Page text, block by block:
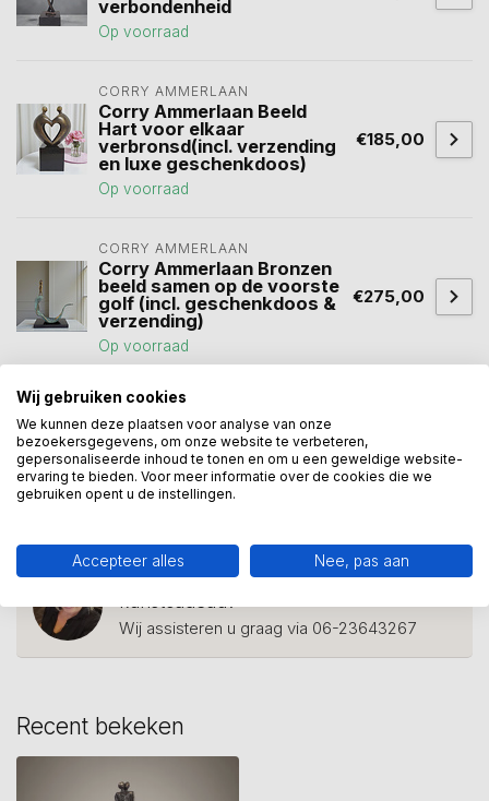
verbondenheid
Op voorraad
CORRY AMMERLAAN
Corry Ammerlaan Beeld
Hart voor elkaar
verbronsd(incl. verzending
en luxe geschenkdoos)
Op voorraad
€185,00
CORRY AMMERLAAN
Corry Ammerlaan Bronzen
beeld samen op de voorste
golf (incl. geschenkdoos &
verzending)
Op voorraad
€275,00
beeld belofte(1) beeld huwelijk
beeld la promesse (1) bruiloft (11) cadeau(114)
echtpaar
Heeft u een vraag over dit
kunstcadeau?
Wij assisteren u graag via 06-23643267
Recent bekeken
Wij gebruiken cookies
We kunnen deze plaatsen voor analyse van onze
bezoekersgegevens, om onze website te verbeteren,
gepersonaliseerde inhoud te tonen en om u een geweldige website-
ervaring te bieden. Voor meer informatie over de cookies die we
gebruiken opent u de instellingen.
Accepteer alles Nee, pas aan